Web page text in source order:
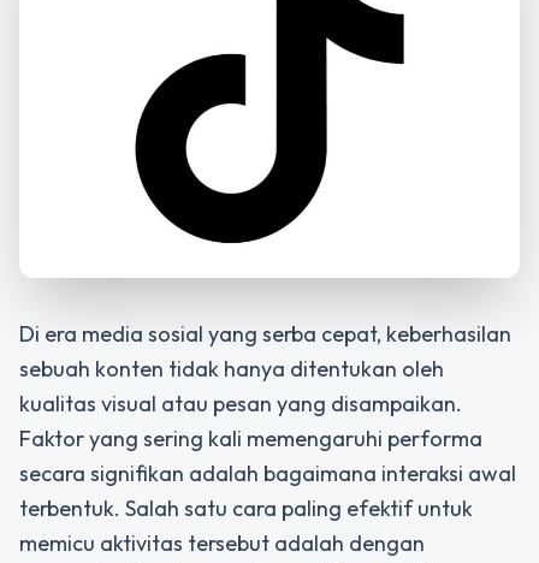
Di era media sosial yang serba cepat, keberhasilan
sebuah konten tidak hanya ditentukan oleh
kualitas visual atau pesan yang disampaikan.
Faktor yang sering kali memengaruhi performa
secara signifikan adalah bagaimana interaksi awal
terbentuk. Salah satu cara paling efektif untuk
memicu aktivitas tersebut adalah dengan